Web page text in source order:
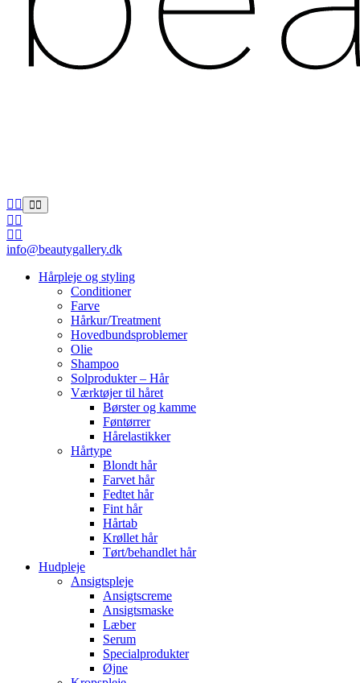
info@beautygallery.dk
Hårpleje og styling
Conditioner
Farve
Hårkur/Treatment
Hovedbundsproblemer
Olie
Shampoo
Solprodukter – Hår
Værktøjer til håret
Børster og kamme
Føntørrer
Hårelastikker
Hårtype
Blondt hår
Farvet hår
Fedtet hår
Fint hår
Hårtab
Krøllet hår
Tørt/behandlet hår
Hudpleje
Ansigtspleje
Ansigtscreme
Ansigtsmaske
Læber
Serum
Specialprodukter
Øjne